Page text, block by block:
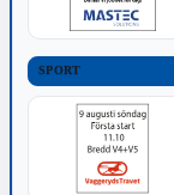
SPORT